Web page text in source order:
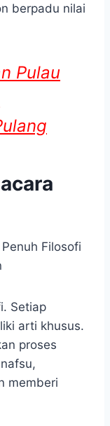
berpadu nilai
Pulau
Setiap
arti khusus.
proses
memberi